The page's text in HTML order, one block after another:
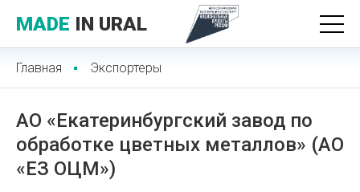
MADE IN URAL
Главная Экспортеры
АО «Екатеринбургский завод по
обработке цветных металлов» (АО
«ЕЗ ОЦМ»)